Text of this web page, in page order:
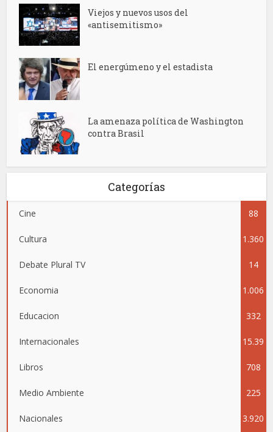
Viejos y nuevos usos del
«antisemitismo»
El energúmeno y el estadista
La amenaza política de Washington
contra Brasil
Categorías
Cine 88
Cultura 1.360
Debate Plural TV 14
Economia 1.006
Educacion 332
Internacionales 15.39
5
Libros 708
Medio Ambiente 225
Nacionales 3.920